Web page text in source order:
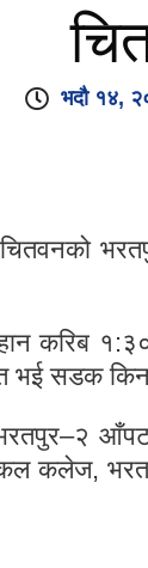
भदौ १४,
करिब
भई सडक
भरतपुर–२
कलेज,